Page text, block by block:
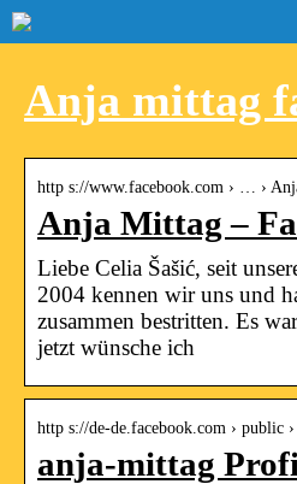
Anja mittag
http s://www.facebook.com › … ›
Anja Mittag –
Liebe Celia Šašić, seit
2004 kennen wir uns und
zusammen bestritten. Es
jetzt wünsche ich
http s://de-de.facebook.com › public
anja-mittag